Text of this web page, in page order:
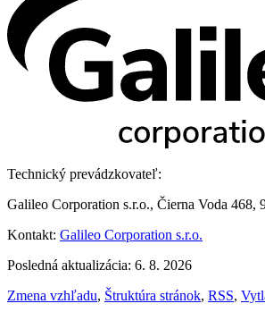
Technický prevádzkovateľ:
Galileo Corporation s.r.o., Čierna Voda 468,
Kontakt: Galileo Corporation s.r.o.
Posledná aktualizácia: 6. 8. 2026
Zmena vzhľadu, Štruktúra stránok, RSS,